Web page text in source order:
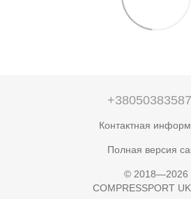
Контактная
Полная версия
© 2018—2026
COMPRESSPORT